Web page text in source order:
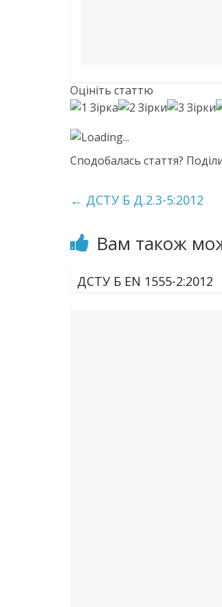
Оцініть статтю
Loading...
Сподобалась стаття?
← ДСТУ Б Д.2.3-5:2012
Вам також
ДСТУ Б EN 1555-2:2012